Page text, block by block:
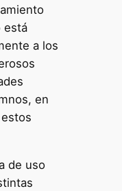
está
a los
en
de uso